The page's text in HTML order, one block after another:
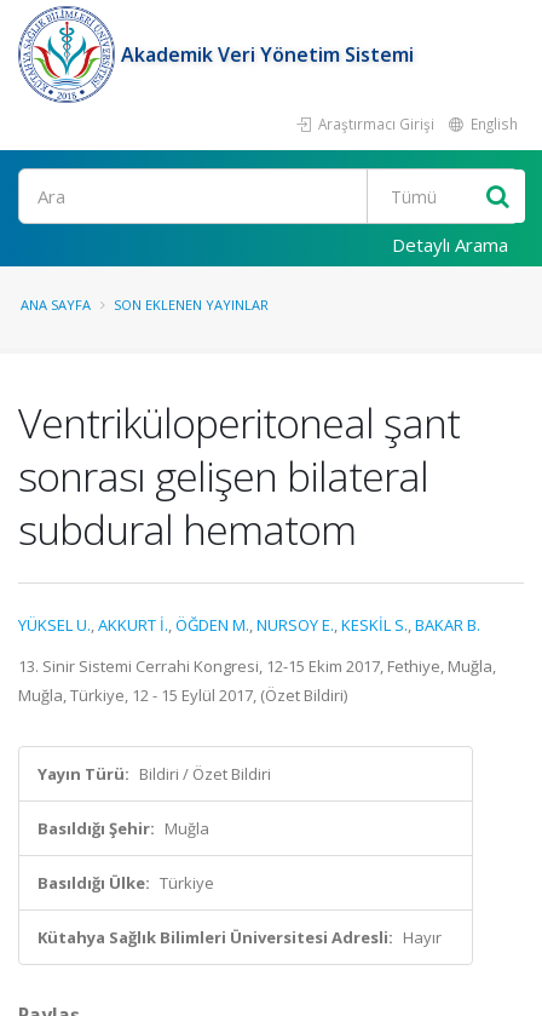
Akademik Veri Yönetim Sistemi
Araştırmacı Girişi English
Ara
Detaylı Arama
ANA SAYFA SON EKLENEN YAYINLAR
Ventriküloperitoneal şant
sonrası gelişen bilateral
subdural hematom
YÜKSEL U.,AKKURT İ.,ÖĞDEN M.,NURSOY E.,KESKİL S.,BAKAR B.
13. Sinir Sistemi Cerrahi Kongresi, 12-15 Ekim 2017, Fethiye, Muğla,
Muğla, Türkiye, 12 - 15 Eylül 2017, (Özet Bildiri)
Yayın Türü: Bildiri / Özet Bildiri
Basıldığı Şehir: Muğla
Basıldığı Ülke: Türkiye
Kütahya Sağlık Bilimleri Üniversitesi Adresli: Hayır